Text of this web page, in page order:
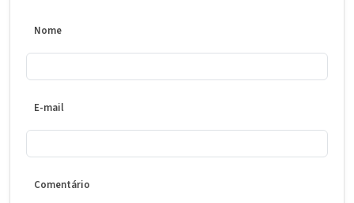
Nome
E-mail
Comentário